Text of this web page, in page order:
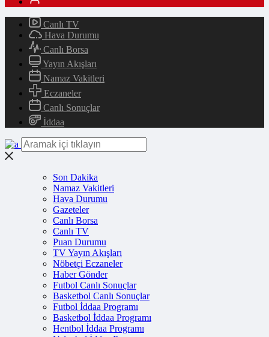
Canlı TV
Hava Durumu
Canlı Borsa
Yayın Akışları
Namaz Vakitleri
Eczaneler
Canlı Sonuçlar
İddaa
Son Dakika
Namaz Vakitleri
Hava Durumu
Gazeteler
Canlı Borsa
Canlı TV
Puan Durumu
TV Yayın Akışları
Nöbetçi Eczaneler
Haber Gönder
Futbol Canlı Sonuçlar
Basketbol Canlı Sonuçlar
Futbol İddaa Programı
Basketbol İddaa Programı
Hentbol İddaa Programı